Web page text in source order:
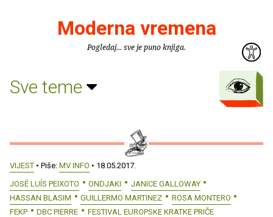
Moderna vremena
Pogledaj... sve je puno knjiga.
Sve teme
VIJEST • Piše: MV INFO • 18.05.2017.
JOSÉ LUÍS PEIXOTO
ONDJAKI
JANICE GALLOWAY
HASSAN BLASIM
GUILLERMO MARTINEZ
ROSA MONTERO
FEKP
DBC PIERRE FESTIVAL EUROPSKE KRATKE PRIČE